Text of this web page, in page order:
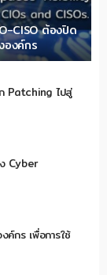
CISO ต้องปิด
องค์กร
Patching ไปสู่
Cyber
ค์กร เพื่อการใช้